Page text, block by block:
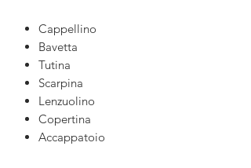
Cappellino
Bavetta
Tutina
Scarpina
Lenzuolino
Copertina
Accappatoio